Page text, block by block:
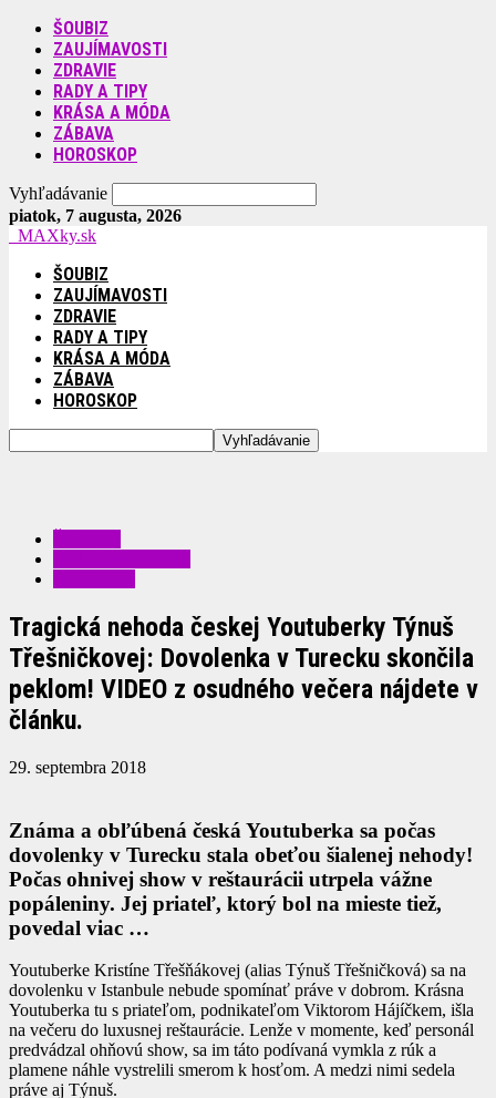
ŠOUBIZ
ZAUJÍMAVOSTI
ZDRAVIE
RADY A TIPY
KRÁSA A MÓDA
ZÁBAVA
HOROSKOP
Vyhľadávanie
piatok, 7 augusta, 2026
MAXky.sk
ŠOUBIZ
ZAUJÍMAVOSTI
ZDRAVIE
RADY A TIPY
KRÁSA A MÓDA
ZÁBAVA
HOROSKOP
Tragická nehoda českej Youtuberky Týnuš
Třešničkovej: Dovolenka v Turecku skončila
peklom! VIDEO z osudného večera nájdete v
článku.
29. septembra 2018
Známa a obľúbená česká Youtuberka sa počas
dovolenky v Turecku stala obeťou šialenej nehody!
Počas ohnivej show v reštaurácii utrpela vážne
popáleniny. Jej priateľ, ktorý bol na mieste tiež,
povedal viac …
Youtuberke Kristíne Třešňákovej (alias Týnuš Třešničková) sa na
dovolenku v Istanbule nebude spomínať práve v dobrom. Krásna
Youtuberka tu s priateľom, podnikateľom Viktorom Hájíčkem, išla
na večeru do luxusnej reštaurácie. Lenže v momente, keď personál
predvádzal ohňovú show, sa im táto podívaná vymkla z rúk a
plamene náhle vystrelili smerom k hosťom. A medzi nimi sedela
práve aj Týnuš.